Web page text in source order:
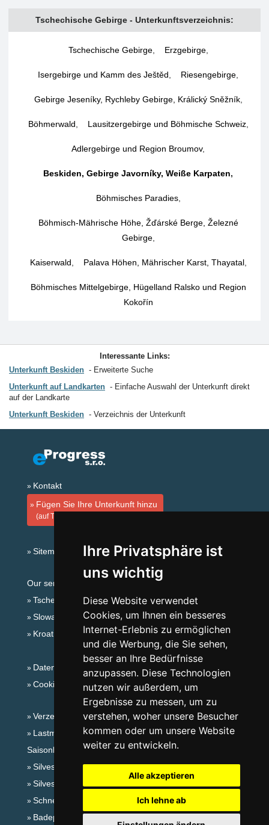
Ihre Privatsphäre ist
uns wichtig
Diese Website verwendet
Cookies, um Ihnen ein besseres
Internet-Erlebnis zu ermöglichen
und die Werbung, die Sie sehen,
besser an Ihre Bedürfnisse
anzupassen. Diese Technologien
nutzen wir außerdem, um
Ergebnisse zu messen, um zu
verstehen, woher unsere Besucher
kommen oder um unsere Website
weiter zu entwickeln.
Alle akzeptieren
Ich lehne ab
Tschechische Gebirge - Unterkunftsverzeichnis:
Tschechische Gebirge, Erzgebirge,
Isergebirge und Kamm des Ještěd Riesengebirge
Gebirge Jeseníky, Rychleby Gebirge, Králický Sněžník,
Böhmerwald Lausitzergebirge und Böhmische Schweiz,
Adlergebirge und Region Broumov,
Beskiden, Gebirge Javorníky, Weiße Karpaten,
Böhmisches Paradies,
Böhmisch-Mährische Höhe, Žďárské Berge, Železné
Gebirge,
Kaiserwald Palava Höhen, Mährischer Karst, Thayatal,
Böhmisches Mittelgebirge, Hügelland Ralsko und Region
Kokořín
Interessante Links:
Unterkunft Beskiden
Erweiterte Suche
Unterkunft auf Landkarten
Einfache Auswahl der Unterkunft direkt
auf der Landkarte
Unterkunft Beskiden
Verzeichnis der Unterkunft
Kontakt
Fügen Sie Ihre Unterkunft hinzu
(auf Tschechisch)
Sitemap
Our servers:
Tschechische Gebirge
Slowakische Gebirge
Kroatien
Datenschutz
Cookies
Verzeichnis der Unterkunft
Lastminute Beskiden
Saisonlinks:
Silvester Beskiden
Silvester im Gebirge 2025/26
Schneehöhen
Badeplätze